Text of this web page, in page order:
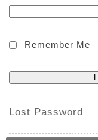
Remember Me
Lost Password